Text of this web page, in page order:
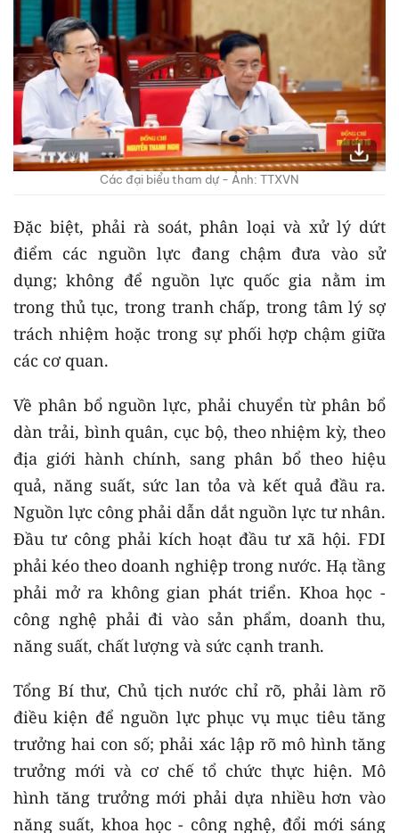
Các đại biểu tham dự - Ảnh: TTXVN
Đặc biệt, phải rà soát, phân loại và xử lý dứt
điểm các nguồn lực đang chậm đưa vào sử
dụng; không để nguồn lực quốc gia nằm im
trong thủ tục, trong tranh chấp, trong tâm lý sợ
trách nhiệm hoặc trong sự phối hợp chậm giữa
các cơ quan.
Về phân bổ nguồn lực, phải chuyển từ phân bổ
dàn trải, bình quân, cục bộ, theo nhiệm kỳ, theo
địa giới hành chính, sang phân bổ theo hiệu
quả, năng suất, sức lan tỏa và kết quả đầu ra.
Nguồn lực công phải dẫn dắt nguồn lực tư nhân.
Đầu tư công phải kích hoạt đầu tư xã hội. FDI
phải kéo theo doanh nghiệp trong nước. Hạ tầng
phải mở ra không gian phát triển. Khoa học -
công nghệ phải đi vào sản phẩm, doanh thu,
năng suất, chất lượng và sức cạnh tranh.
Tổng Bí thư, Chủ tịch nước chỉ rõ, phải làm rõ
điều kiện để nguồn lực phục vụ mục tiêu tăng
trưởng hai con số; phải xác lập rõ mô hình tăng
trưởng mới và cơ chế tổ chức thực hiện. Mô
hình tăng trưởng mới phải dựa nhiều hơn vào
năng suất, khoa học - công nghệ, đổi mới sáng